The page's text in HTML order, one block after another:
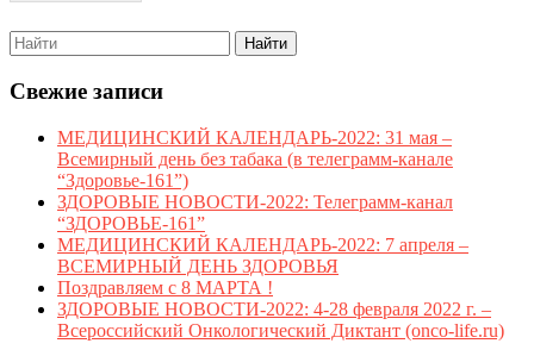
Search
for:
Свежие записи
МЕДИЦИНСКИЙ КАЛЕНДАРЬ-2022: 31 мая –
Всемирный день без табака (в телеграмм-канале
“Здоровье-161”)
ЗДОРОВЫЕ НОВОСТИ-2022: Телеграмм-канал
“ЗДОРОВЬЕ-161”
МЕДИЦИНСКИЙ КАЛЕНДАРЬ-2022: 7 апреля –
ВСЕМИРНЫЙ ДЕНЬ ЗДОРОВЬЯ
Поздравляем с 8 МАРТА !
ЗДОРОВЫЕ НОВОСТИ-2022: 4-28 февраля 2022 г. –
Всероссийский Онкологический Диктант (onco-life.ru)